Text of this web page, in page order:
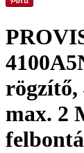
rögzítő,
max. 2